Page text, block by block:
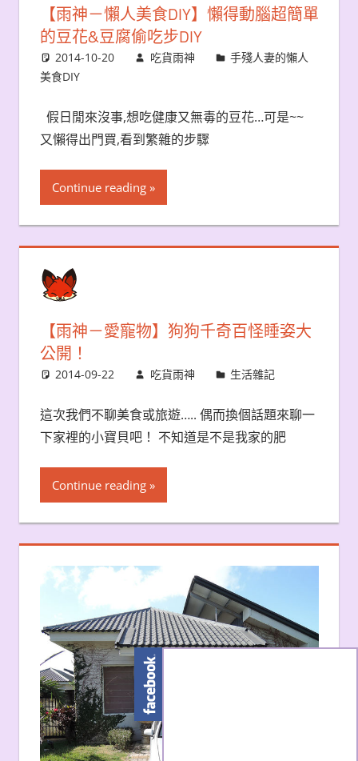
【雨神－懶人美食DIY】懶得動腦超簡單
的豆花&豆腐偷吃步DIY
2014-10-20 吃貨雨神
手殘人妻的懶人
美食DIY
假日閒來沒事,想吃健康又無毒的豆花…可是~~
又懶得出門買,看到繁雜的步驟
Continue reading
【雨神－愛寵物】狗狗千奇百怪睡姿大
公開！
2014-09-22 吃貨雨神 生活雜記
這次我們不聊美食或旅遊….. 偶而換個話題來聊一
下家裡的小寶貝吧！ 不知道是不是我家的肥
Continue reading